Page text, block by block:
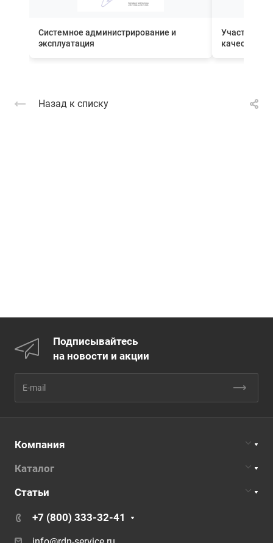
Системное администрирование и
эксплуатация
Участник
качества
Назад к списку
Подписывайтесь
на новости и акции
Компания
Каталог
Статьи
+7 (800) 333-32-41